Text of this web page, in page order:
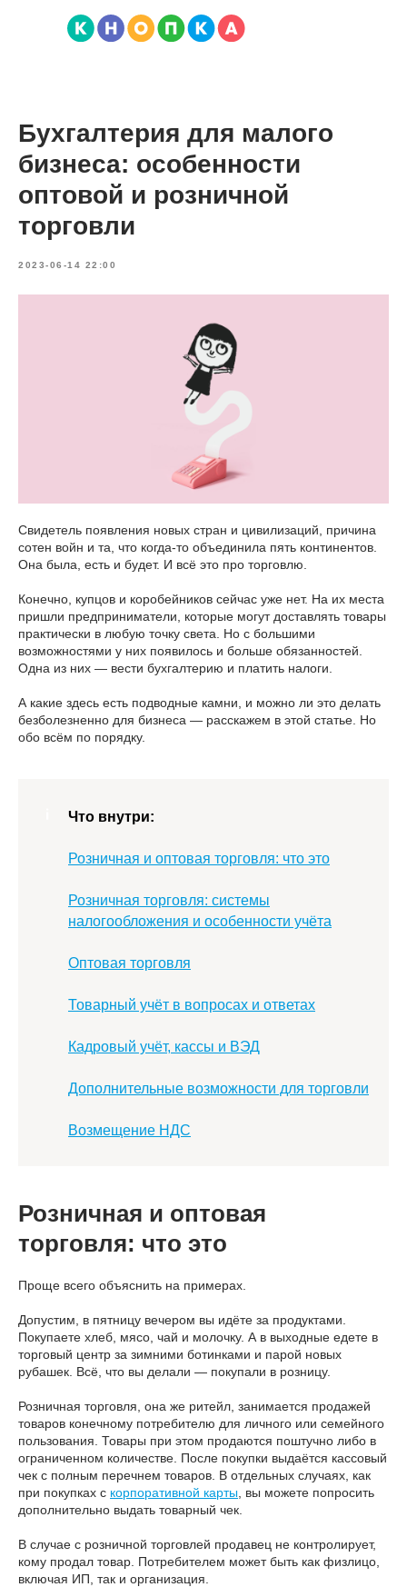
Бухгалтерия для малого
бизнеса: особенности
оптовой и розничной
торговли
2023-06-14 22:00
Свидетель появления новых стран и цивилизаций, причина
сотен войн и та, что когда-то объединила пять континентов.
Она была, есть и будет. И всё это про торговлю.
Конечно, купцов и коробейников сейчас уже нет. На их места
пришли предприниматели, которые могут доставлять товары
практически в любую точку света. Но с большими
возможностями у них появилось и больше обязанностей.
Одна из них — вести бухгалтерию и платить налоги.
А какие здесь есть подводные камни, и можно ли это делать
безболезненно для бизнеса — расскажем в этой статье. Но
обо всём по порядку.
Что внутри:
Розничная и оптовая торговля: что это
Розничная торговля: системы
налогообложения и особенности учёта
Оптовая торговля
Товарный учёт в вопросах и ответах
Кадровый учёт, кассы и ВЭД
Дополнительные возможности для торговли
Возмещение НДС
Розничная и оптовая
торговля: что это
Проще всего объяснить на примерах.
Допустим, в пятницу вечером вы идёте за продуктами.
Покупаете хлеб, мясо, чай и молочку. А в выходные едете в
торговый центр за зимними ботинками и парой новых
рубашек. Всё, что вы делали — покупали в розницу.
Розничная торговля, она же ритейл, занимается продажей
товаров конечному потребителю для личного или семейного
пользования. Товары при этом продаются поштучно либо в
ограниченном количестве. После покупки выдаётся кассовый
чек с полным перечнем товаров. В отдельных случаях, как
при покупках с корпоративной карты , вы можете попросить
дополнительно выдать товарный чек.
В случае с розничной торговлей продавец не контролирует,
кому продал товар. Потребителем может быть как физлицо,
включая ИП, так и организация.